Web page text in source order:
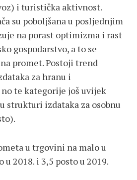
i turistička aktivnost.
su poboljšana u posljednjim
na porast optimizma i rast
gospodarstvo, a to se
promet. Postoji trend
za hranu i
te kategorije još uvijek
strukturi izdataka za osobnu
u trgovini na malo u
u 2018. i 3,5 posto u 2019.